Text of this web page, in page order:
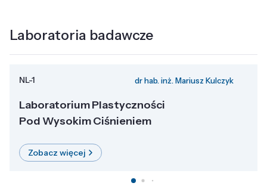
Laboratoria badawcze
NL-1 dr hab. inż. Mariusz Kulczyk
Laboratorium Plastyczności
Pod Wysokim Ciśnieniem
Zobacz więcej